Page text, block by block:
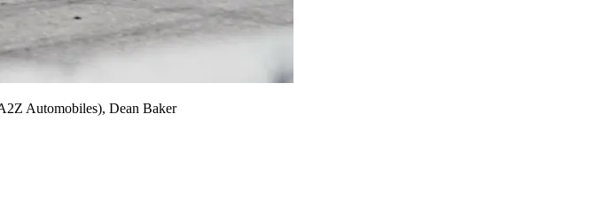
Automobiles), Dean Baker